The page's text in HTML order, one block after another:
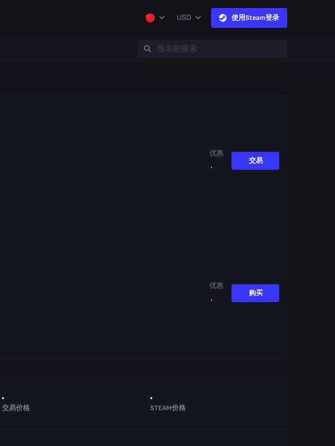
USD
使用Steam登录
优惠
交易
优惠
购买
交易价格 STEAM价格